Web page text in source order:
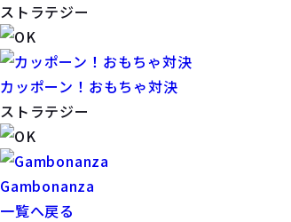
ストラテジー
カッポーン！おもちゃ対決
ストラテジー
Gambonanza
一覧へ戻る